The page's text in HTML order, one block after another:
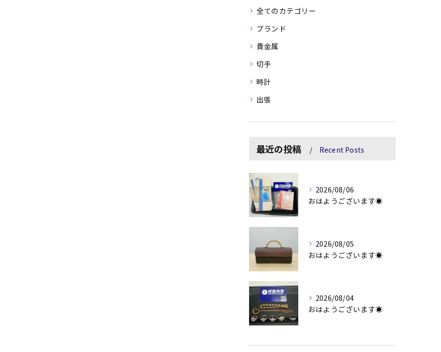
全てのカテゴリー
ブランド
貴金属
切手
時計
出張
最近の投稿 Recent Posts
2026/08/06
おはようございます☀
2026/08/05
おはようございます☀
2026/08/04
おはようございます☀